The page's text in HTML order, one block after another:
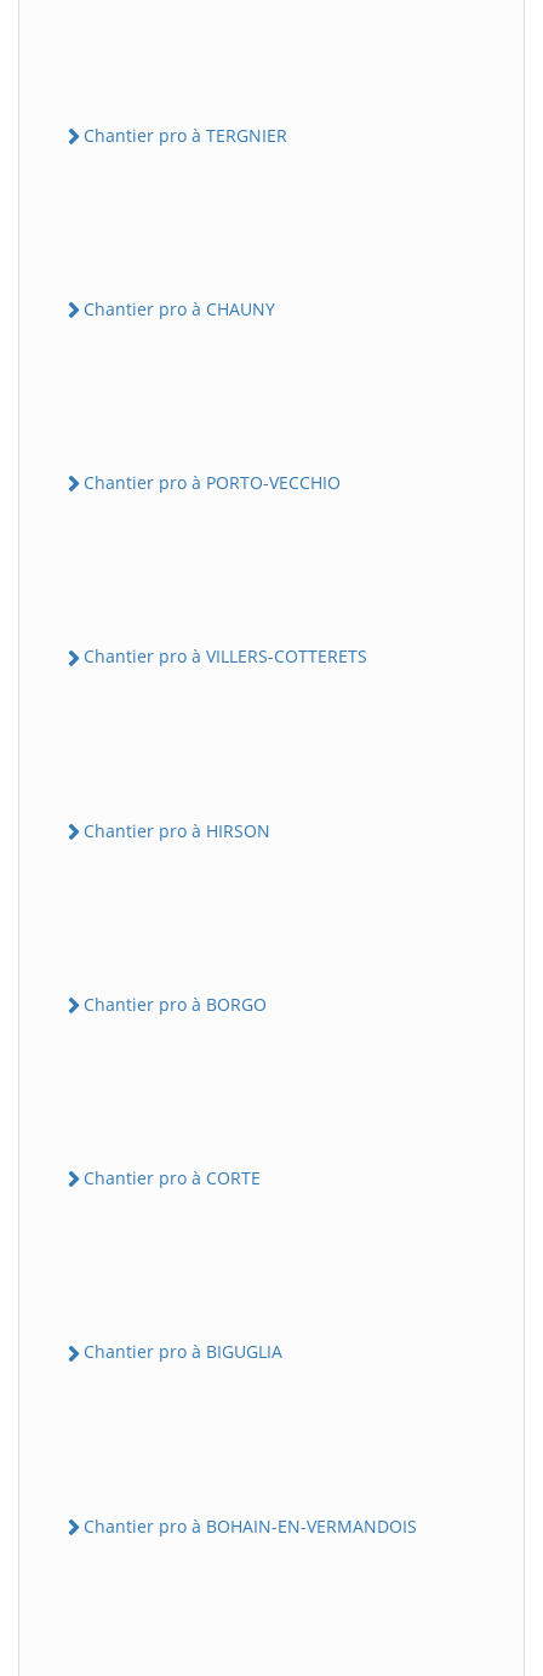
Chantier pro à TERGNIER
Chantier pro à CHAUNY
Chantier pro à PORTO-VECCHIO
Chantier pro à VILLERS-COTTERETS
Chantier pro à HIRSON
Chantier pro à BORGO
Chantier pro à CORTE
Chantier pro à BIGUGLIA
Chantier pro à BOHAIN-EN-VERMANDOIS